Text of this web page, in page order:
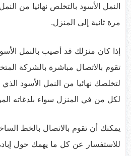
النمل الأسود بالتخلص نهائيا من
مرة ثانية إلى المنزل.
إذا كان منزلك قد أصيب بالنمل
تقوم بالاتصال مباشرة بالشركة
لتخلصك نهائيا من النمل الأسود
لكل من في المنزل سواء بلدغاته
يمكنك أن تقوم بالاتصال بالخط
للاستفسار عن كل ما يهمك حول